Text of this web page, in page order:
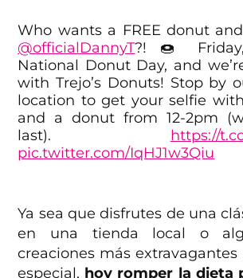
Who wants a FREE donut
@officialDannyT?! 🍩
National Donut Day, and
with Trejo’s Donuts! Stop by
location to get your selfie
and a donut from 12-2pm
last). https://
pic.twitter.com/IqHJ1w3Qiu
Ya sea que disfrutes de una
en una tienda local o
creaciones más
especial, hoy romper la dieta